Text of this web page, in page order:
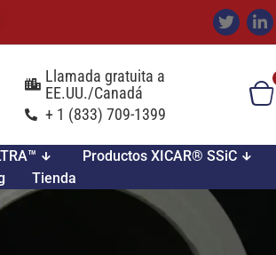
Llamada gratuita a
EE.UU./Canadá
+ 1 (833) 709-1399
Productos XICAR® SSiC
Tienda